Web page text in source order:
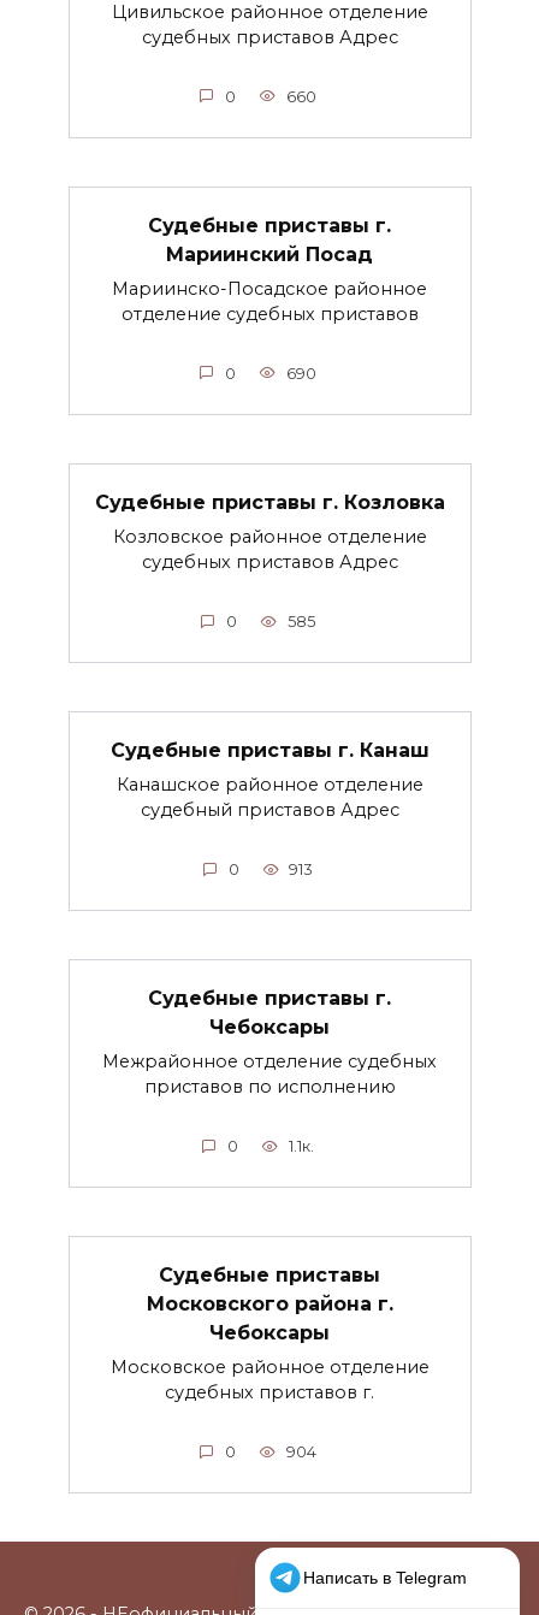
Цивильское районное отделение
судебных приставов Адрес
0 660
Судебные приставы г.
Мариинский Посад
Мариинско-Посадское районное
отделение судебных приставов
0 690
Судебные приставы г. Козловка
Козловское районное отделение
судебных приставов Адрес
0 585
Судебные приставы г. Канаш
Канашское районное отделение
судебный приставов Адрес
0 913
Судебные приставы г.
Чебоксары
Межрайонное отделение судебных
приставов по исполнению
0 1.1к.
Судебные приставы
Московского района г.
Чебоксары
Московское районное отделение
судебных приставов г.
0 904